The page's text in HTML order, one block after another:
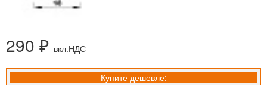
290 ₽ вкл.НДС
Купите дешевле: